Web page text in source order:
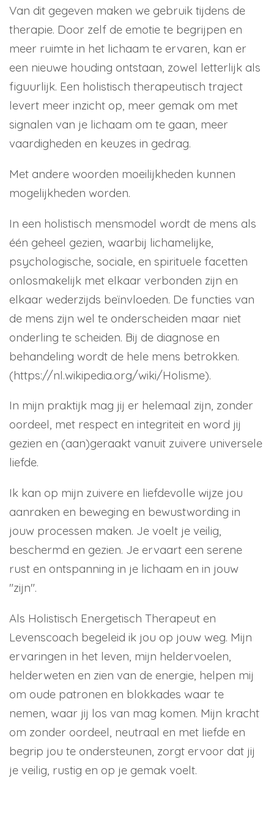
Van dit gegeven maken we gebruik tijdens de
therapie. Door zelf de emotie te begrijpen en
meer ruimte in het lichaam te ervaren, kan er
een nieuwe houding ontstaan, zowel letterlijk als
figuurlijk. Een holistisch therapeutisch traject
levert meer inzicht op, meer gemak om met
signalen van je lichaam om te gaan, meer
vaardigheden en keuzes in gedrag.
Met andere woorden moeilijkheden kunnen
mogelijkheden worden.
In een holistisch mensmodel wordt de mens als
één geheel gezien, waarbij lichamelijke,
psychologische, sociale, en spirituele facetten
onlosmakelijk met elkaar verbonden zijn en
elkaar wederzijds beïnvloeden. De functies van
de mens zijn wel te onderscheiden maar niet
onderling te scheiden. Bij de diagnose en
behandeling wordt de hele mens betrokken.
(https://nl.wikipedia.org/wiki/Holisme).
In mijn praktijk mag jij er helemaal zijn, zonder
oordeel, met respect en integriteit en word jij
gezien en (aan)geraakt vanuit zuivere universele
liefde.
Ik kan op mijn zuivere en liefdevolle wijze jou
aanraken en beweging en bewustwording in
jouw processen maken. Je voelt je veilig,
beschermd en gezien. Je ervaart een serene
rust en ontspanning in je lichaam en in jouw
"zijn".
Als Holistisch Energetisch Therapeut en
Levenscoach begeleid ik jou op jouw weg. Mijn
ervaringen in het leven, mijn heldervoelen,
helderweten en zien van de energie, helpen mij
om oude patronen en blokkades waar te
nemen, waar jij los van mag komen. Mijn kracht
om zonder oordeel, neutraal en met liefde en
begrip jou te ondersteunen, zorgt ervoor dat jij
je veilig, rustig en op je gemak voelt.